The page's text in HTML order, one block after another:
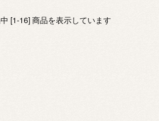
[1-16] 商品を表示しています